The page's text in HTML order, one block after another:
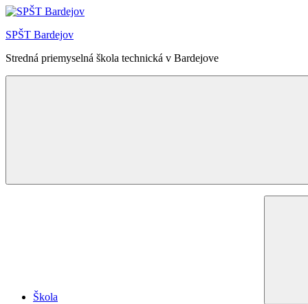
Skip
content
SPŠT Bardejov
Stredná priemyselná škola technická v Bardejove
Menu
Škola